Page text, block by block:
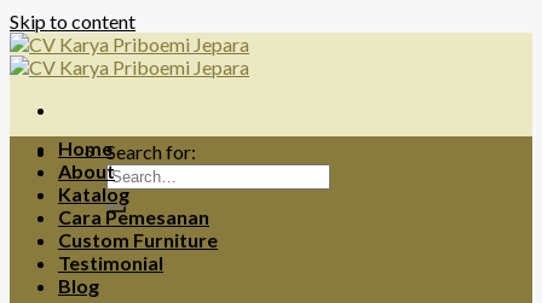
Skip to content
Search for:
Home
About
Katalog
Cara Pemesanan
Custom Furniture
Testimonial
Blog